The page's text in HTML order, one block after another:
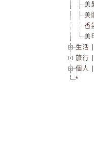
美
美
香
美
生活
旅行
個人
*